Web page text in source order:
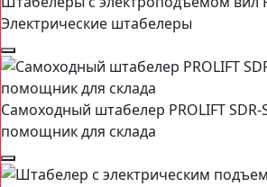
Электрические штабелеры
Самоходный штабелер PROLIFT
помощник для склада